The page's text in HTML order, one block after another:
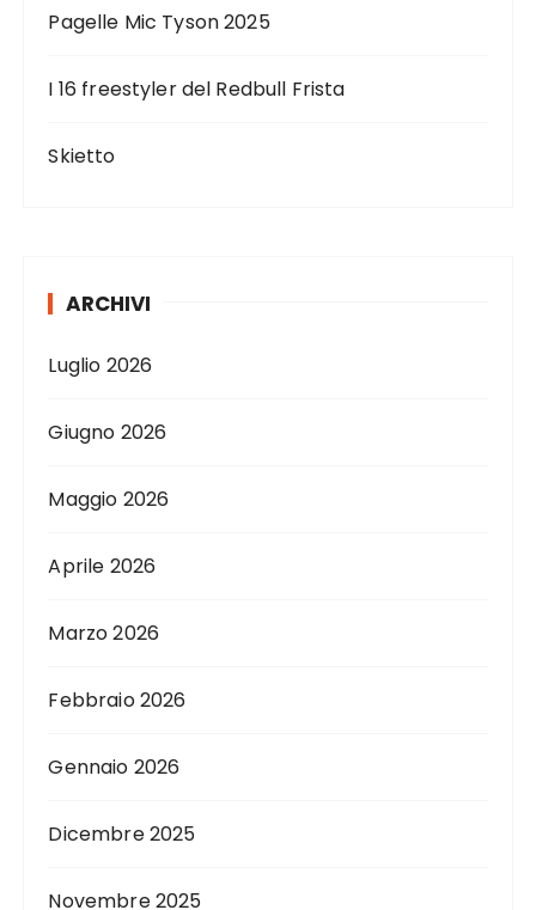
Pagelle Mic Tyson 2025
I 16 freestyler del Redbull Frista
Skietto
ARCHIVI
Luglio 2026
Giugno 2026
Maggio 2026
Aprile 2026
Marzo 2026
Febbraio 2026
Gennaio 2026
Dicembre 2025
Novembre 2025